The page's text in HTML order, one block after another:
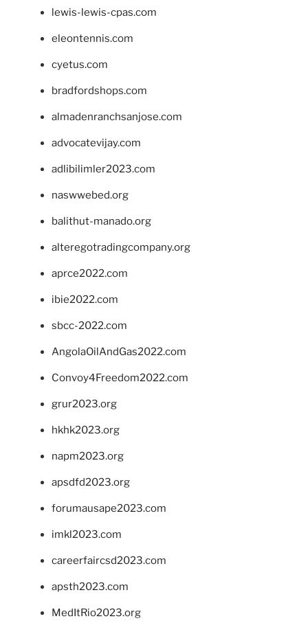
lewis-lewis-cpas.com
eleontennis.com
cyetus.com
bradfordshops.com
almadenranchsanjose.com
advocatevijay.com
adlibilimler2023.com
naswwebed.org
balithut-manado.org
alteregotradingcompany.org
aprce2022.com
ibie2022.com
sbcc-2022.com
AngolaOilAndGas2022.com
Convoy4Freedom2022.com
grur2023.org
hkhk2023.org
napm2023.org
apsdfd2023.org
forumausape2023.com
imkl2023.com
careerfaircsd2023.com
apsth2023.com
MedItRio2023.org